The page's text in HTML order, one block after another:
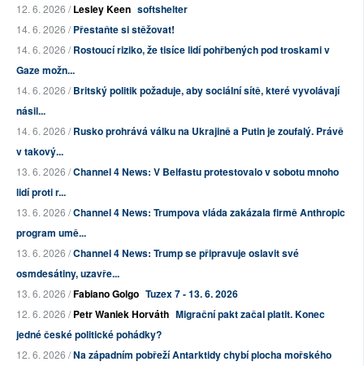
12. 6. 2026 /Lesley Keen softshelter
14. 6. 2026 /Přestaňte si stěžovat!
14. 6. 2026 /Rostoucí riziko, že tisíce lidí pohřbených pod troskami v
Gaze možn...
14. 6. 2026 /Britský politik požaduje, aby sociální sítě, které vyvolávají
násil...
14. 6. 2026 /Rusko prohrává válku na Ukrajině a Putin je zoufalý. Právě
v takový...
13. 6. 2026 /Channel 4 News: V Belfastu protestovalo v sobotu mnoho
lidí proti r...
13. 6. 2026 /Channel 4 News: Trumpova vláda zakázala firmě Anthropic
program umě...
13. 6. 2026 /Channel 4 News: Trump se připravuje oslavit své
osmdesátiny, uzavře...
13. 6. 2026 /Fabiano Golgo Tuzex 7 - 13. 6. 2026
12. 6. 2026 /Petr Waniek Horváth Migrační pakt začal platit. Konec
jedné české politické pohádky?
12. 6. 2026 /Na západním pobřeží Antarktidy chybí plocha mořského